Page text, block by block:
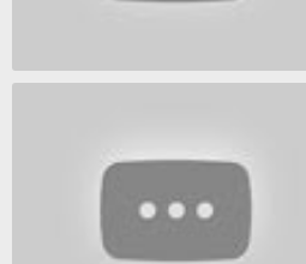
Lagu Timur yang Paling 2022